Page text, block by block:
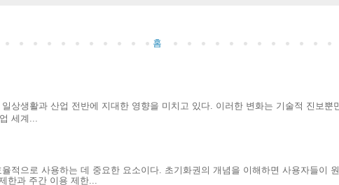
홈
상생활과 산업 전반에 지대한 영향을 미치고 있다. 이러한 변화는 기술적 진보
세계...
적으로 사용하는 데 중요한 요소이다. 초기화권의 개념을 이해하면 사용자들이
한과 주간 이용 제한...